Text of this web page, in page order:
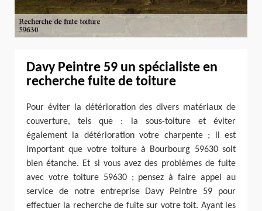
Davy Peintre 59 un spécialiste en
recherche fuite de toiture
Pour éviter la détérioration des divers matériaux de
couverture, tels que : la sous-toiture et éviter
également la détérioration votre charpente ; il est
important que votre toiture à Bourbourg 59630 soit
bien étanche. Et si vous avez des problèmes de fuite
avec votre toiture 59630 ; pensez à faire appel au
service de notre entreprise Davy Peintre 59 pour
effectuer la recherche de fuite sur votre toit. Ayant les